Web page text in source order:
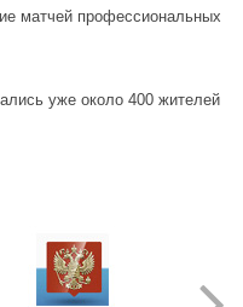
матчей профессиональных
уже около 400 жителей